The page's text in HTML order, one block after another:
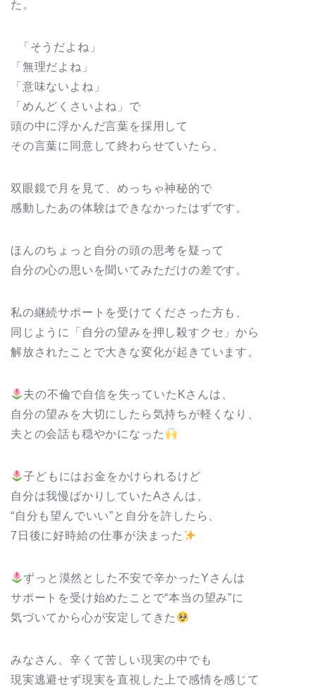
た。
「そうだよね」
「無理だよね」
「意味ないよね」
「めんどくさいよね」で
頭の中に浮かんだ言葉を採用して
その言葉に同意して終わらせていたら、
双眼鏡で月を見て、めっちゃ神秘的で
感動したあの体験はできなかったはずです。
ほんのちょっと自分の頭の思考を疑って
自分の心の思いを聞いてみただけの差です。
私の継続サポートを受けてくださった方も、
同じように「自分の望みを押し殺すクセ」から
解放されたことで大きな変化が起きています。
夫の不倫で自信を失っていたKさんは、
自分の望みを大切にしたら気持ちが軽くなり、
夫との会話も穏やかになった
子どもにはお金をかけられるけど
自分は我慢ばかりしていたAさんは、
“自分も望んでいい”と自分を許したら、
7日後に好時給の仕事が決まった
ずっと漠然とした不安で辛かったYさんは
サポートを受け始めたことで“本当の望み”に
気づいてから心が安定してきた
みなさん、辛くて苦しい現実の中でも
現実逃避せず現実を直視した上で感情を感じて